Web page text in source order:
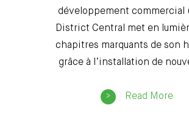
développement commercial
District Central met en
chapitres marquants de son
grâce à l’installation de
Read More